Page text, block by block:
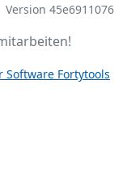
Version 45e6911076
Fortytools